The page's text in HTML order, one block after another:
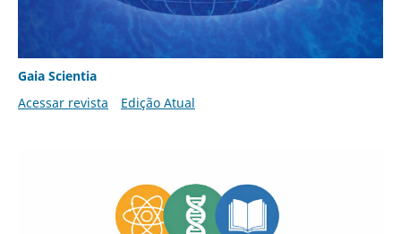
Gaia Scientia
Acessar revista
Edição Atual